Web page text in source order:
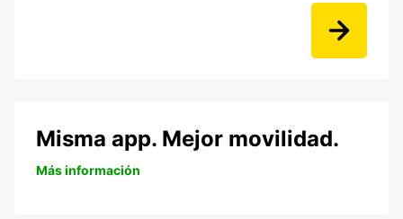
Misma app. Mejor movilidad.
Más información